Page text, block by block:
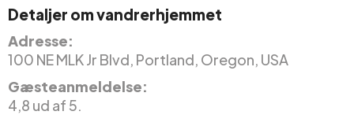
Detaljer om vandrerhjemmet
Adresse:
100 NE MLK Jr Blvd, Portland, Oregon, USA
Gæsteanmeldelse:
4,8 ud af 5.